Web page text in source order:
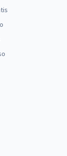
Gestão de
Finanças
13: Especialista